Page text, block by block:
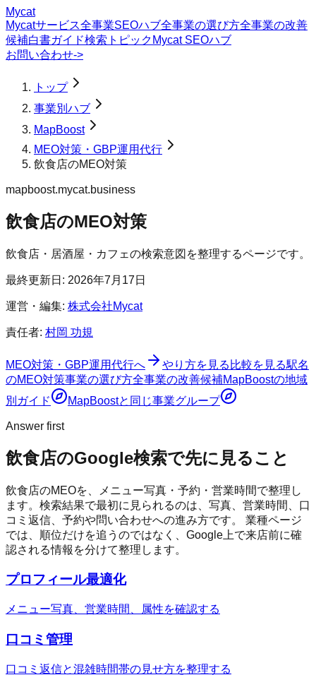
Mycat
Mycatサービス全事業SEOハブ全事業の選び方全事業の改善
候補白書ガイド検索トピック Mycat SEOハブ
お問い合わせ->
トップ
事業別ハブ
MapBoost
MEO対策・GBP運用代行
飲食店のMEO対策
mapboost.mycat.business
飲食店のMEO対策
飲食店・居酒屋・カフェの検索意図を整理するページです。
最終更新日: 2026年7月17日
運営・編集: 株式会社Mycat
責任者: 村岡 功規
MEO対策・GBP運用代行へ やり方を見る 比較を見る駅名
のMEO対策事業の選び方全事業の改善候補MapBoostの地域
別ガイド
MapBoostと同じ事業グループ
Answer first
飲食店のGoogle検索で先に見ること
飲食店のMEOを、メニュー写真・予約・営業時間で整理し
ます。 検索結果で最初に見られるのは、写真、営業時間、口
コミ返信、予約や問い合わせへの進み方です。 業種ページ
では、順位だけを追うのではなく、Google上で来店前に確
認される情報を分けて整理します。
プロフィール最適化
メニュー写真、営業時間、属性を確認する
口コミ管理
口コミ返信と混雑時間帯の見せ方を整理する